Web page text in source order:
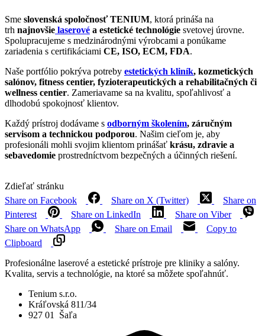
Sme slovenská spoločnosť TENIUM, ktorá prináša na
trh najnovšie laserové a estetické technológie svetovej úrovne.
Spolupracujeme s medzinárodnými výrobcami a ponúkame
zariadenia s certifikáciami CE, ISO, ECM, FDA.
Naše portfólio pokrýva potreby estetických kliník, kozmetických
salónov, fitness centier, fyzioterapeutických a rehabilitačných či
wellness centier. Zameriavame sa na kvalitu, spoľahlivosť a
dlhodobú spokojnosť klientov.
Každý prístroj dodávame s odborným školením, záručným
servisom a technickou podporou. Našim cieľom je, aby
profesionáli mohli svojim klientom prinášať krásu, zdravie a
sebavedomie prostredníctvom bezpečných a účinných riešení.
Zdieľať stránku
Share on Facebook
Share on X (Twitter)
Share on
Pinterest
Share on LinkedIn
Share on Viber
Share on WhatsApp
Share on Email
Copy to
Clipboard
Profesionálne laserové a estetické prístroje pre kliniky a salóny.
Kvalita, servis a technológie, na ktoré sa môžete spoľahnúť.
Tenium s.r.o.
Kráľovská 811/34
927 01 Šaľa